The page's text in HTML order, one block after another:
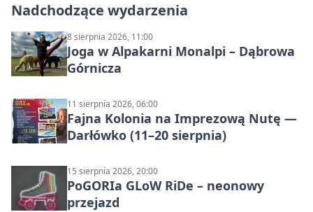
Nadchodzące wydarzenia
8 sierpnia 2026, 11:00
Joga w Alpakarni Monalpi – Dąbrowa
Górnicza
11 sierpnia 2026, 06:00
Fajna Kolonia na Imprezową Nutę —
Darłówko (11–20 sierpnia)
15 sierpnia 2026, 20:00
PoGORIa GLoW RiDe – neonowy
przejazd